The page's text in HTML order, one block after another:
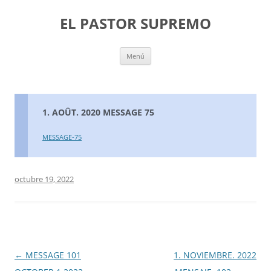
EL PASTOR SUPREMO
Menú
1. AOÛT. 2020 MESSAGE 75
MESSAGE-75
octubre 19, 2022
Navegación
← MESSAGE 101
1. NOVIEMBRE. 2022